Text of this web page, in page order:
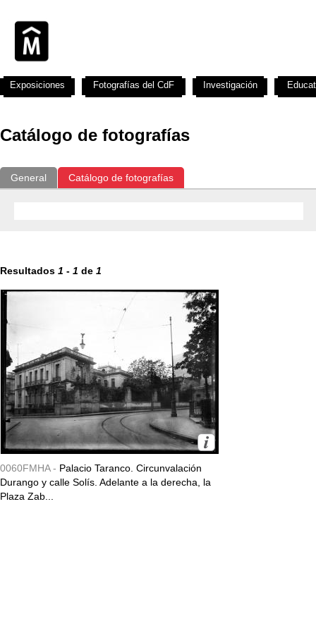
Catálogo de fotografías
General Catálogo de fotografías
Resultados 1 - 1 de 1
0060FMHA - Palacio Taranco. Circunvalación
Durango y calle Solís. Adelante a la derecha, la
Plaza Zab...
Exposiciones Fotografías del CdF Investigación